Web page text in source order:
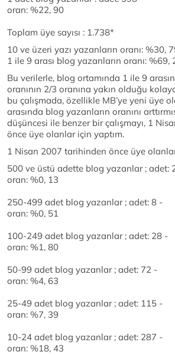
oran: %22, 90
Toplam üye sayısı : 1.738*
10 ve üzeri yazı yazanların oranı: %30,
1 ile 9 arası blog yazanların oranı: %69,
Bu verilerle, blog ortamında 1 ile 9
oranının 2/3 oranına yakın olduğu
bu çalışmada, özellikle MB’ye yeni üye
arasında blog yazanların oranını
düşüncesi ile benzer bir çalışmayı, 1
önce üye olanlar için yaptım.
1 Nisan 2007 tarihinden önce üye
500 ve üstü adette blog yazanlar ; adet:
oran: %0, 13
250-499 adet blog yazanlar ; adet: 8 -
oran: %0, 51
100-249 adet blog yazanlar ; adet: 28 -
oran: %1, 80
50-99 adet blog yazanlar ; adet: 72 -
oran: %4, 63
25-49 adet blog yazanlar ; adet: 115 -
oran: %7, 39
10-24 adet blog yazanlar ; adet: 287 -
oran: %18, 43